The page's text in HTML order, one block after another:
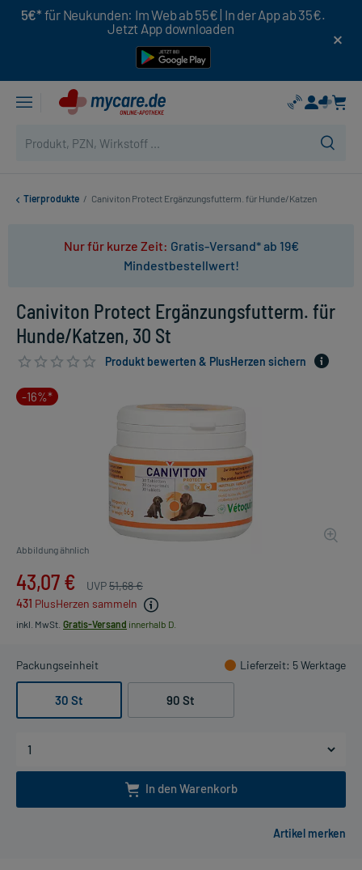
5€* für Neukunden: Im Web ab 55€ | In der App ab 35€.
Jetzt App downloaden
Tierprodukte / Caniviton Protect Ergänzungsfutterm. für Hunde/Katzen
Nur für kurze Zeit: Gratis-Versand* ab 19€
Mindestbestellwert!
Caniviton Protect Ergänzungsfutterm. für
Hunde/Katzen, 30 St
Produkt bewerten & PlusHerzen sichern
-16%*
Abbildung ähnlich
43,07 € UVP51,68 €
431 PlusHerzen sammeln
inkl. MwSt. Gratis-Versand innerhalb D.
Packungseinheit Lieferzeit: 5 Werktage
30 St 90 St
In den Warenkorb